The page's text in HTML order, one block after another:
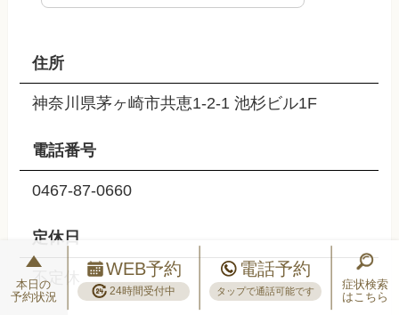
住所
神奈川県茅ヶ崎市共恵1-2-1 池杉ビル1F
電話番号
0467-87-0660
定休日
不定休
本日の
予約状況
WEB予約
24時間受付中
電話予約
タップで通話可能です
症状検索
はこちら